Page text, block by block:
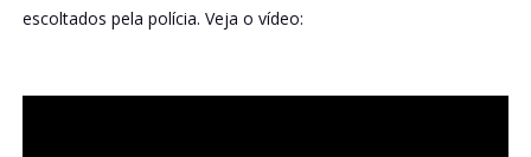
escoltados pela polícia. Veja o vídeo: